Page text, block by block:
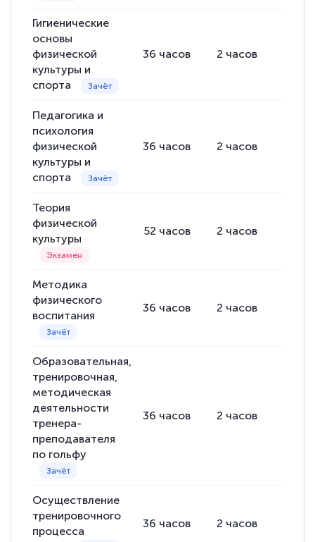
Гигиенические
основы
физической
культуры и
спорта
36 часов 2 часов
Педагогика и
психология
физической
культуры и
спорта
36 часов 2 часов
Теория
физической
культуры
52 часов 2 часов
Методика
физического
воспитания
36 часов 2 часов
Образовательная,
тренировочная,
методическая
деятельности
тренера-
преподавателя
по гольфу
36 часов 2 часов
Осуществление
тренировочного
процесса
36 часов 2 часов